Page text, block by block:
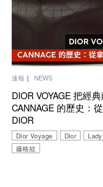
速報 ｜ NEWS
DIOR VOYAGE 把經
CANNAGE 的歷史：
DIOR
Dior Voyage Dior
藤格紋